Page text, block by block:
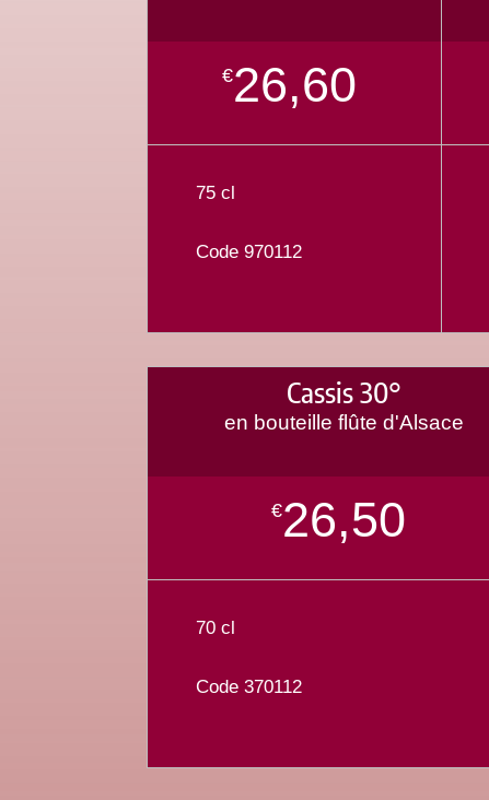
€26,60
75 cl
Code 970112
Cassis 30°
en bouteille flûte d'Alsace
€26,50
70 cl
Code 370112